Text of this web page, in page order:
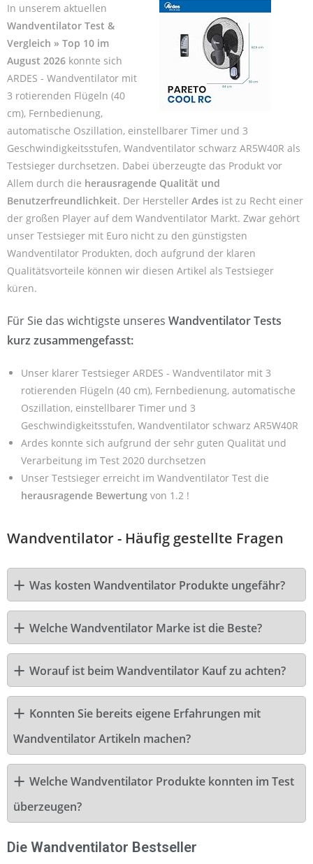
In unserem aktuellen
Wandventilator Test &
Vergleich » Top 10 im
August 2026 konnte sich
ARDES - Wandventilator mit
3 rotierenden Flügeln (40
cm), Fernbedienung,
automatische Oszillation, einstellbarer Timer und 3
Geschwindigkeitsstufen, Wandventilator schwarz AR5W40R als
Testsieger durchsetzen. Dabei überzeugte das Produkt vor
Allem durch die herausragende Qualität und
Benutzerfreundlichkeit. Der Hersteller Ardes ist zu Recht einer
der großen Player auf dem Wandventilator Markt. Zwar gehört
unser Testsieger mit Euro nicht zu den günstigsten
Wandventilator Produkten, doch aufgrund der klaren
Qualitätsvorteile können wir diesen Artikel als Testsieger
küren.
Für Sie das wichtigste unseres Wandventilator Tests
kurz zusammengefasst:
Unser klarer Testsieger ARDES - Wandventilator mit 3
rotierenden Flügeln (40 cm), Fernbedienung, automatische
Oszillation, einstellbarer Timer und 3
Geschwindigkeitsstufen, Wandventilator schwarz AR5W40R
Ardes konnte sich aufgrund der sehr guten Qualität und
Verarbeitung im Test 2020 durchsetzen
Unser Testsieger erreicht im Wandventilator Test die
herausragende Bewertung von 1.2 !
Wandventilator - Häufig gestellte Fragen
Was kosten Wandventilator Produkte ungefähr?
Welche Wandventilator Marke ist die Beste?
Worauf ist beim Wandventilator Kauf zu achten?
Konnten Sie bereits eigene Erfahrungen mit
Wandventilator Artikeln machen?
Welche Wandventilator Produkte konnten im Test
überzeugen?
Die Wandventilator Bestseller